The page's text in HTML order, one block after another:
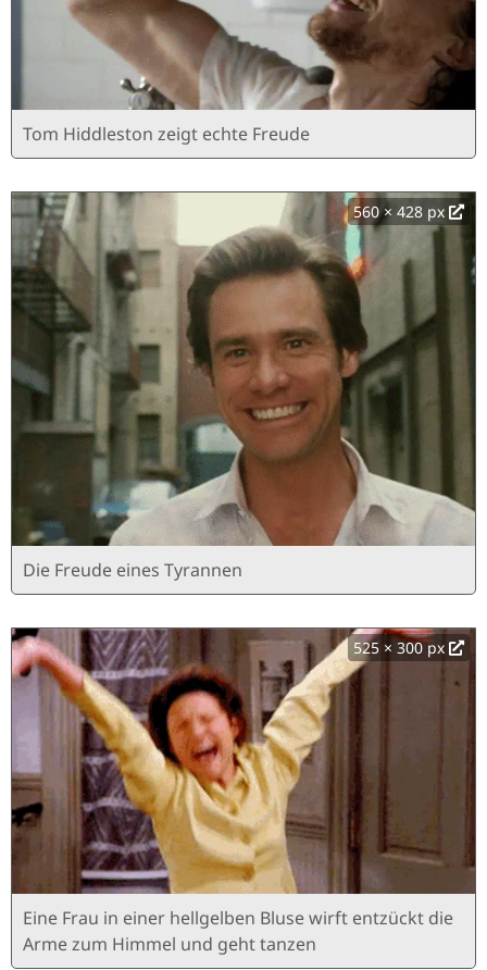
Tom Hiddleston zeigt echte Freude
560 × 428 px
Die Freude eines Tyrannen
525 × 300 px
Eine Frau in einer hellgelben Bluse wirft entzückt die
Arme zum Himmel und geht tanzen